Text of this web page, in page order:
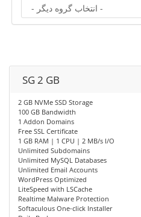
SG 2 GB
2 GB NVMe SSD Storage
100 GB Bandwidth
1 Addon Domains
Free SSL Certificate
1 GB RAM | 1 CPU | 2 MB/s I/O
Unlimited Subdomains
Unlimited MySQL Databases
Unlimited Email Accounts
WordPress Optimized
LiteSpeed with LSCache
Realtime Malware Protection
Softaculous One-click Installer